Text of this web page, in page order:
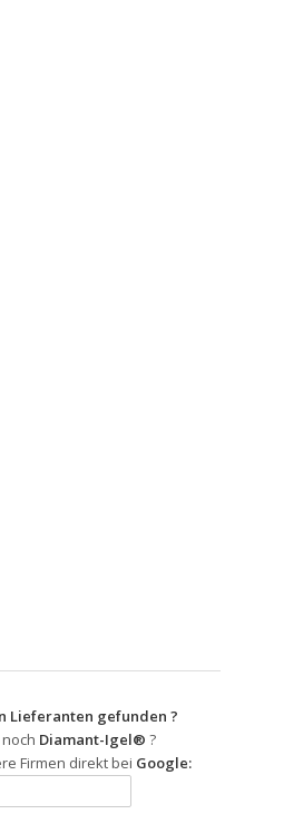
Lieferanten gefunden ?
Diamant-Igel® ?
Firmen direkt bei Google: